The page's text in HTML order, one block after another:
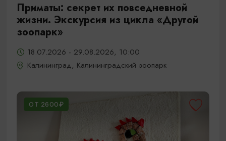
Приматы: секрет их повседневной
жизни. Экскурсия из цикла «Другой
зоопарк»
18.07.2026 - 29.08.2026, 10:00
Калининград, Калининградский зоопарк
ОТ 2600₽